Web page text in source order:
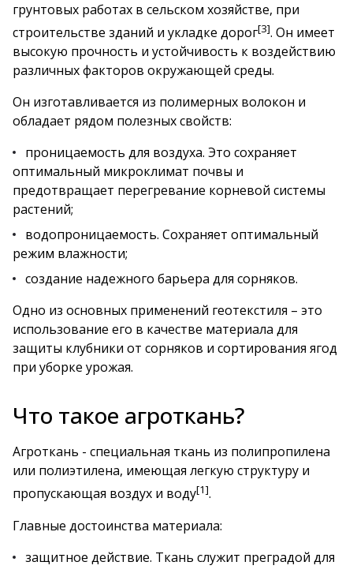
грунтовых работах в сельском хозяйстве, при
строительстве зданий и укладке дорог[3]. Он имеет
высокую прочность и устойчивость к воздействию
различных факторов окружающей среды.
Он изготавливается из полимерных волокон и
обладает рядом полезных свойств:
проницаемость для воздуха. Это сохраняет
оптимальный микроклимат почвы и
предотвращает перегревание корневой системы
растений;
водопроницаемость. Сохраняет оптимальный
режим влажности;
создание надежного барьера для сорняков.
Одно из основных применений геотекстиля – это
использование его в качестве материала для
защиты клубники от сорняков и сортирования ягод
при уборке урожая.
Что такое агроткань?
Агроткань - специальная ткань из полипропилена
или полиэтилена, имеющая легкую структуру и
пропускающая воздух и воду[1].
Главные достоинства материала:
защитное действие. Ткань служит преградой для